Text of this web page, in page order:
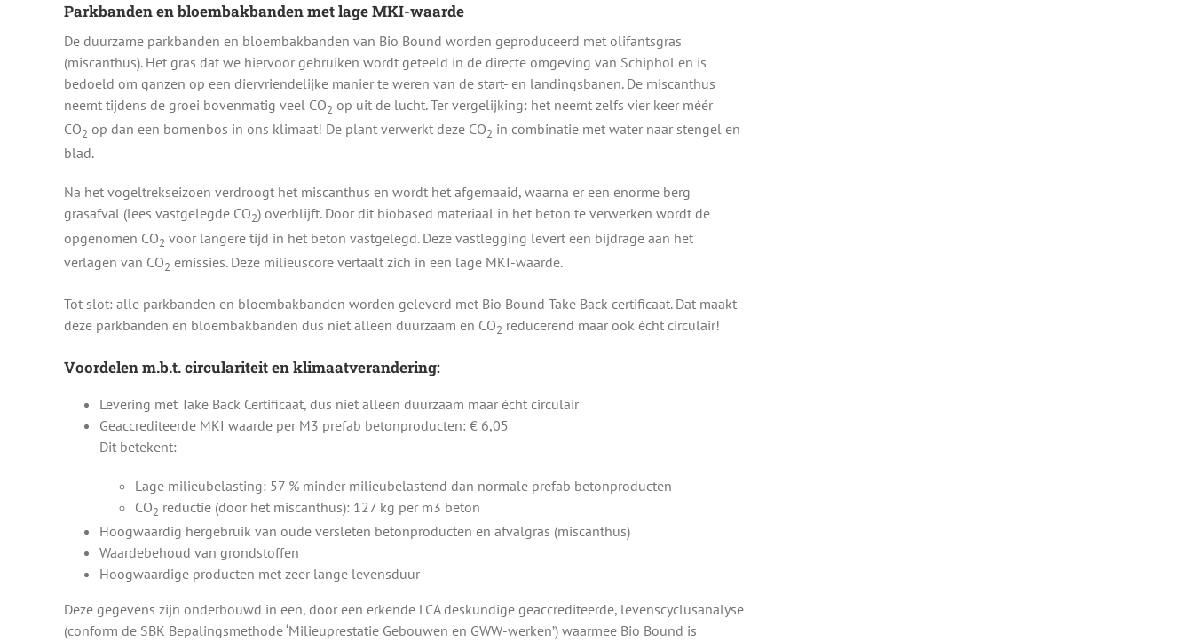
Parkbanden en bloembakbanden met lage MKI-waarde
De duurzame parkbanden en bloembakbanden van Bio Bound worden geproduceerd met olifantsgras
(miscanthus). Het gras dat we hiervoor gebruiken wordt geteeld in de directe omgeving van Schiphol en is
bedoeld om ganzen op een diervriendelijke manier te weren van de start- en landingsbanen. De miscanthus
neemt tijdens de groei bovenmatig veel CO2 op uit de lucht. Ter vergelijking: het neemt zelfs vier keer méér
CO2 op dan een bomenbos in ons klimaat! De plant verwerkt deze CO2 in combinatie met water naar stengel en
blad.
Na het vogeltrekseizoen verdroogt het miscanthus en wordt het afgemaaid, waarna er een enorme berg
grasafval (lees vastgelegde CO2) overblijft. Door dit biobased materiaal in het beton te verwerken wordt de
opgenomen CO2 voor langere tijd in het beton vastgelegd. Deze vastlegging levert een bijdrage aan het
verlagen van CO2 emissies. Deze milieuscore vertaalt zich in een lage MKI-waarde.
Tot slot: alle parkbanden en bloembakbanden worden geleverd met Bio Bound Take Back certificaat. Dat maakt
deze parkbanden en bloembakbanden dus niet alleen duurzaam en CO2 reducerend maar ook écht circulair!
Voordelen m.b.t. circulariteit en klimaatverandering:
Levering met Take Back Certificaat, dus niet alleen duurzaam maar écht circulair
Geaccrediteerde MKI waarde per M3 prefab betonproducten: € 6,05
Dit betekent:
Lage milieubelasting: 57 % minder milieubelastend dan normale prefab betonproducten
CO2 reductie (door het miscanthus): 127 kg per m3 beton
Hoogwaardig hergebruik van oude versleten betonproducten en afvalgras (miscanthus)
Waardebehoud van grondstoffen
Hoogwaardige producten met zeer lange levensduur
Deze gegevens zijn onderbouwd in een, door een erkende LCA deskundige geaccrediteerde, levenscyclusanalyse
(conform de SBK Bepalingsmethode ‘Milieuprestatie Gebouwen en GWW-werken’) waarmee Bio Bound is